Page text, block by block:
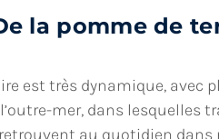
la pomme de
est très dynamique, avec
mer, dans lesquelles
au quotidien